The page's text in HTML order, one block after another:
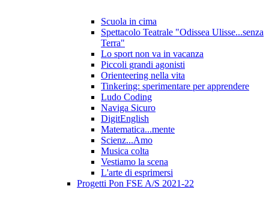
Scuola in cima
Spettacolo Teatrale "Odissea Ulisse...senza
Terra"
Lo sport non va in vacanza
Piccoli grandi agonisti
Orienteering nella vita
Tinkering: sperimentare per apprendere
Ludo Coding
Naviga Sicuro
DigitEnglish
Matematica...mente
Scienz...Amo
Musica colta
Vestiamo la scena
L'arte di esprimersi
Progetti Pon FSE A/S 2021-22